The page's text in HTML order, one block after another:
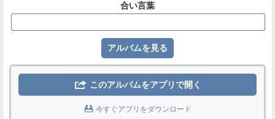
合い言葉
 このアルバムをアプリで開く
 今すぐアプリをダウンロード